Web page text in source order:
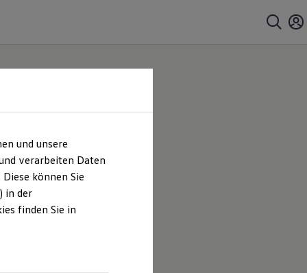
und unsere
verarbeiten Daten
können Sie
in der
finden Sie in